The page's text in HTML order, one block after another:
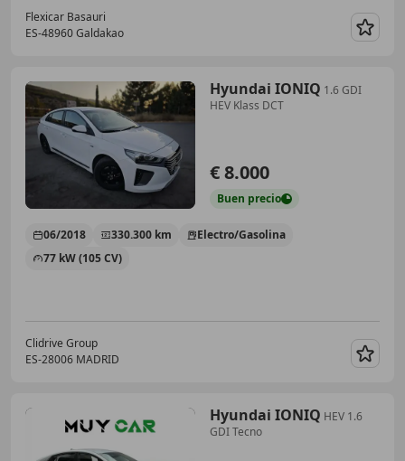
Flexicar Basauri
ES-48960 Galdakao
Hyundai IONIQ 1.6 GDI
HEV Klass DCT
€ 8.000
Buen precio
06/2018 330.300 km
Electro/Gasolina
77 kW (105 CV)
Clidrive Group
ES-28006 MADRID
Hyundai IONIQ HEV 1.6
GDI Tecno